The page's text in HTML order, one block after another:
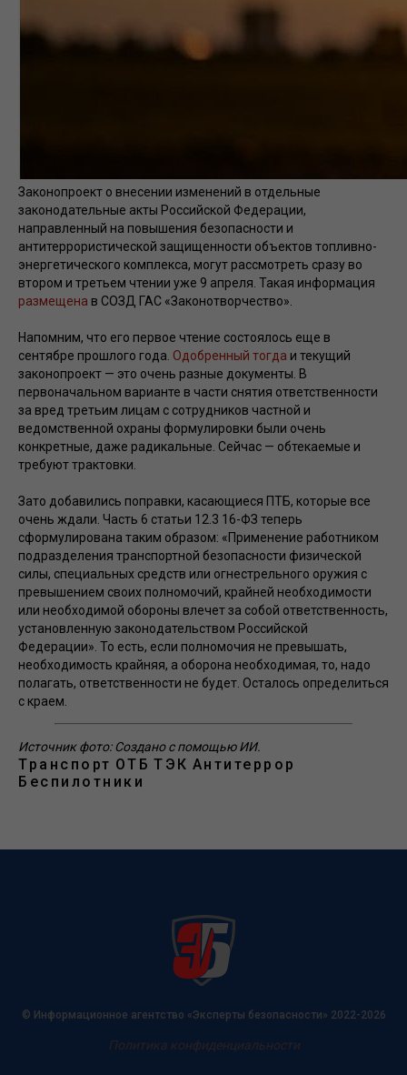
Законопроект о внесении изменений в отдельные
законодательные акты Российской Федерации,
направленный на повышения безопасности и
антитеррористической защищенности объектов топливно-
энергетического комплекса, могут рассмотреть сразу во
втором и третьем чтении уже 9 апреля. Такая информация
размещена в СОЗД ГАС «Законотворчество».
Напомним, что его первое чтение состоялось еще в
сентябре прошлого года. Одобренный тогда и текущий
законопроект — это очень разные документы. В
первоначальном варианте в части снятия ответственности
за вред третьим лицам с сотрудников частной и
ведомственной охраны формулировки были очень
конкретные, даже радикальные. Сейчас — обтекаемые и
требуют трактовки.
Зато добавились поправки, касающиеся ПТБ, которые все
очень ждали. Часть 6 статьи 12.3 16-ФЗ теперь
сформулирована таким образом: «Применение работником
подразделения транспортной безопасности физической
силы, специальных средств или огнестрельного оружия с
превышением своих полномочий, крайней необходимости
или необходимой обороны влечет за собой ответственность,
установленную законодательством Российской
Федерации». То есть, если полномочия не превышать,
необходимость крайняя, а оборона необходимая, то, надо
полагать, ответственности не будет. Осталось определиться
с краем.
Источник фото: Создано с помощью ИИ.
Транспорт ОТБ ТЭК Антитеррор
Беспилотники
© Информационное агентство «Эксперты безопасности» 2022-2026
Политика конфиденциальности